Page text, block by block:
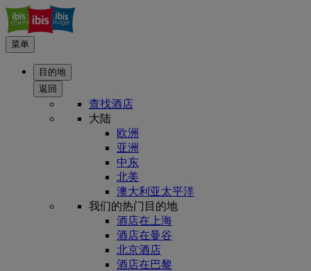
菜单
目的地
返回
查找酒店
大陆
欧洲
亚洲
中东
北美
澳大利亚太平洋
我们的热门目的地
酒店在上海
酒店在曼谷
北京酒店
酒店在巴黎